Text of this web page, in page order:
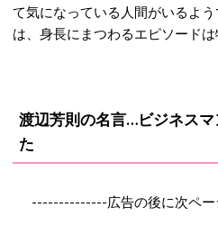
て気になっている人間がいるよ
は、身長にまつわるエピソード
渡辺芳則の名言…ビジネス
た
--------------広告の後に次ペ